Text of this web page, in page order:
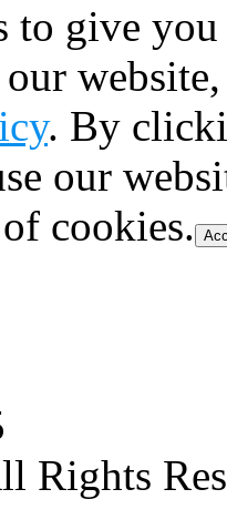
to give
. By
our
cookies.
Rights